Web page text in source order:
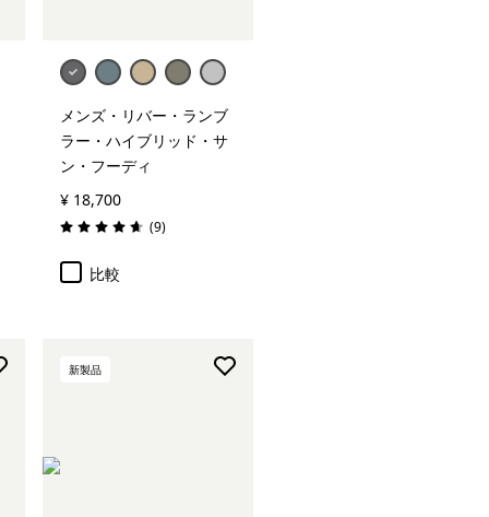
メンズ・リバー・ランブ
ラー・ハイブリッド・サ
ン・フーディ
¥ 18,700
評価: 4.7 / 5 (9レビュー
)
比較
新製品